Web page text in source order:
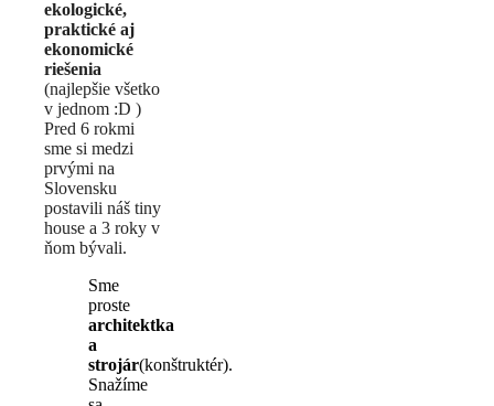
ekologické,
praktické aj
ekonomické
riešenia
(najlepšie všetko
v jednom :D )
Pred 6 rokmi
sme si medzi
prvými na
Slovensku
postavili náš tiny
house a 3 roky v
ňom bývali.
Sme
proste
architektka
a
strojár(konštruktér).
Snažíme